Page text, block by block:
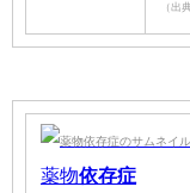
（出
薬物依存症